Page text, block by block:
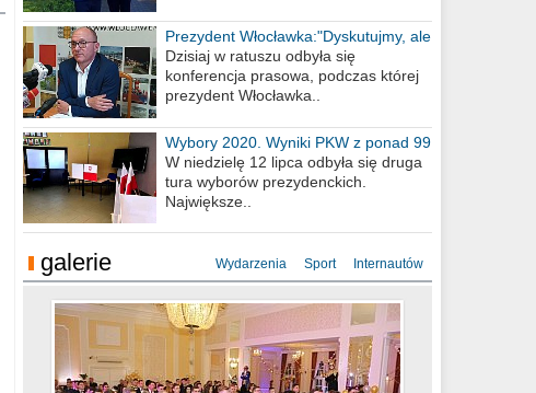
Prezydent Włocławka:"Dyskutujmy, ale
nie obrażajmy się”
Dzisiaj w ratuszu odbyła się
konferencja prasowa, podczas której
prezydent Włocławka..
Wybory 2020. Wyniki PKW z ponad 99
procent obwodów
W niedzielę 12 lipca odbyła się druga
tura wyborów prezydenckich.
Największe..
galerie Wydarzenia Sport Internautów
Studniówka Kopernik 2019.01.11
Studniówka LMK 2019.01.05
Studniówka ZS Ekonomicznych
2019.01.05